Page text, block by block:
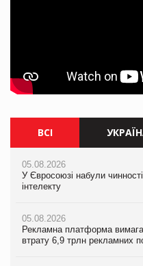
ВСІ
05.08.2026
У Євросоюзі набули
інтелекту
05.08.2026
Рекламна платформа
втрату 6,9 трлн рекламних
05.08.2026
У Євросоюзі набули
інтелекту
05.08.2026
Рекламна платформа
втрату 6,9 трлн рекламних
05.08.2026
У Євросоюзі набули
інтелекту
05.08.2026
Рекламна платформа
втрату 6,9 трлн рекламних